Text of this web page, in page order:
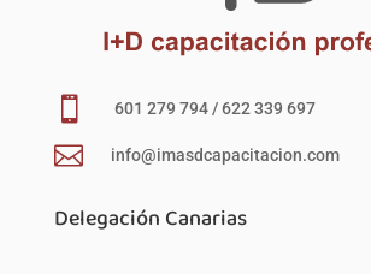
 601 279 794 / 622 339 697
 info@imasdcapacitacion.com
Delegación Canarias